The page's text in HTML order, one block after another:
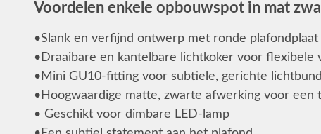
Voordelen enkele opbouwspot in mat
•Slank en verfijnd ontwerp met ronde plafondplaat
•Draaibare en kantelbare lichtkoker voor flexibele
•Mini GU10-fitting voor subtiele, gerichte
•Hoogwaardige matte, zwarte afwerking voor een
• Geschikt voor dimbare LED-lamp